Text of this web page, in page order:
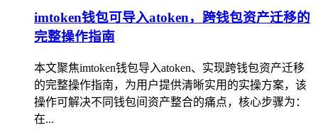
imtoken钱包可导入atoken，跨钱包资产迁移的
完整操作指南
本文聚焦imtoken钱包导入atoken、实现跨钱包资产迁移
的完整操作指南，为用户提供清晰实用的实操方案，该
操作可解决不同钱包间资产整合的痛点，核心步骤为：
在...